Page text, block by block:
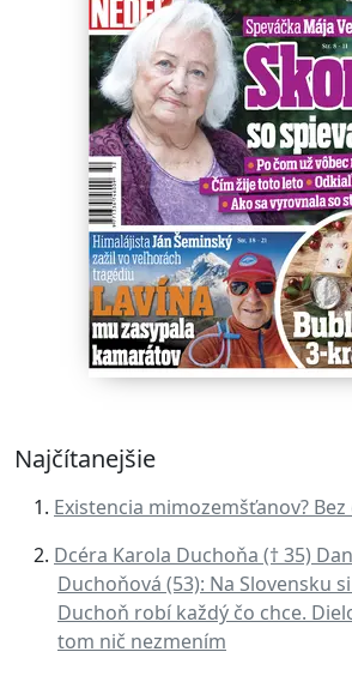
Najčítanejšie
Existencia mimozemšťanov?
Dcéra Karola Duchoňa († 35)
Duchoňová (53): Na Slovensku
Duchoň robí každý čo chce.
tom nič nezmením